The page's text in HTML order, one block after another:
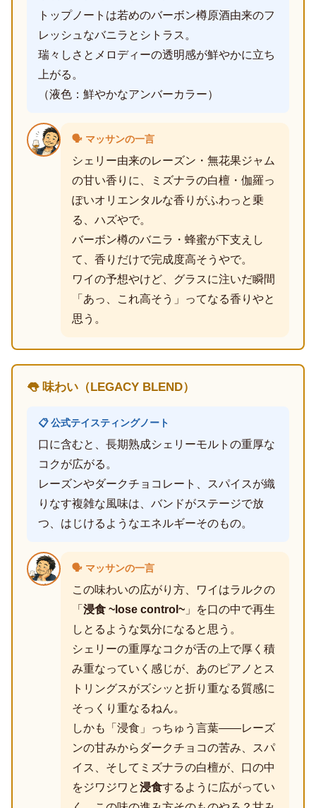
トップノートは若めのバーボン樽原酒由来のフ
レッシュなバニラとシトラス。
瑞々しさとメロディーの透明感が鮮やかに立ち
上がる。
（液色：鮮やかなアンバーカラー）
🗣️ マッサンの一言
シェリー由来のレーズン・無花果ジャム
の甘い香りに、ミズナラの白檀・伽羅っ
ぽいオリエンタルな香りがふわっと乗
る、ハズやで。
バーボン樽のバニラ・蜂蜜が下支えし
て、香りだけで完成度高そうやで。
ワイの予想やけど、グラスに注いだ瞬間
「あっ、これ高そう」ってなる香りやと
思う。
👅 味わい（LEGACY BLEND）
📋 公式テイスティングノート
口に含むと、長期熟成シェリーモルトの重厚な
コクが広がる。
レーズンやダークチョコレート、スパイスが織
りなす複雑な風味は、バンドがステージで放
つ、はじけるようなエネルギーそのもの。
🗣️ マッサンの一言
この味わいの広がり方、ワイはラルクの
「 浸食 ~lose control~ 」を口の中で再生
しとるような気分になると思う。
シェリーの重厚なコクが舌の上で厚く積
み重なっていく感じが、あのピアノとス
トリングスがズシッと折り重なる質感に
そっくり重なるねん。
しかも「浸食」っちゅう言葉――レーズ
ンの甘みからダークチョコの苦み、スパ
イス、そしてミズナラの白檀が、口の中
をジワジワと浸食するように広がってい